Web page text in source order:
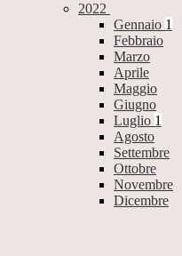
2022
Gennaio 1
Febbraio
Marzo
Aprile
Maggio
Giugno
Luglio 1
Agosto
Settembre
Ottobre
Novembre
Dicembre